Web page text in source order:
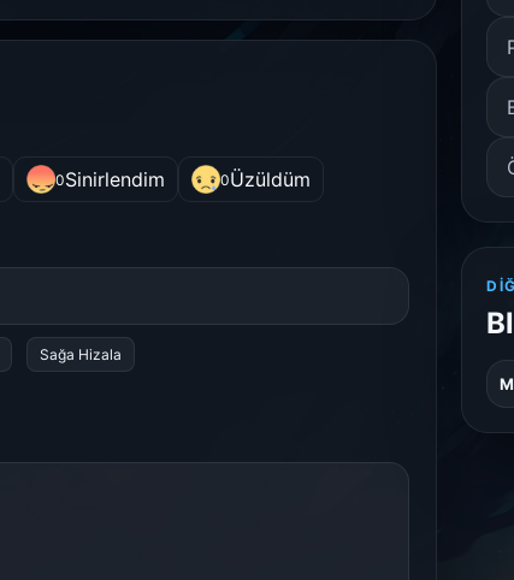
0Sinirlendim 0Üzüldüm
Sağa Hizala